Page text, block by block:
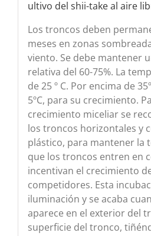
ultivo del shii-take al aire
Los troncos deben
meses en zonas
viento. Se debe mantener
relativa del 60-75%. La
de 25 º C. Por encima de
5ºC, para su crecimiento.
crecimiento miceliar se
los troncos horizontales y
plástico, para mantener la
que los troncos entren en
incentivan el crecimiento
competidores. Esta
iluminación y se acaba
aparece en el exterior del
superficie del tronco,